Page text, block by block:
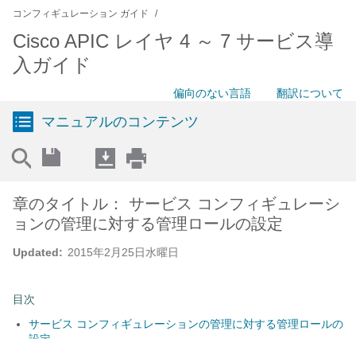
コンフィギュレーション ガイド
Cisco APIC レイヤ 4 ～ 7 サービス導
入ガイド
偏向のない言語 翻訳について
マニュアルのコンテンツ
Updated: 2015年2月25日水曜日
章のタイトル： サービス コンフィギュレーシ
ョンの管理に対する管理ロールの設定
目次
サービス コンフィギュレーションの管理に対する管理ロールの